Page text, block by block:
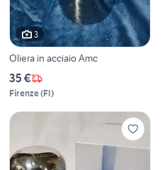
3
Oliera in acciaio Amc
35 €
Firenze(FI)